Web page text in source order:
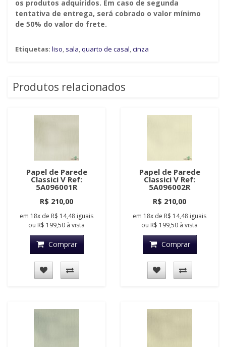
os produtos adquiridos. Em caso de segunda
tentativa de entrega, será cobrado o valor mínimo
de 50% do valor do frete.
Etiquetas: liso, sala,quarto de casal,cinza
Produtos relacionados
Papel de Parede
Classici V Ref:
5A096001R
R$ 210,00
em 18x de R$ 14,48 iguais
ou R$ 199,50 à vista
Comprar
Papel de Parede
Classici V Ref:
5A096002R
R$ 210,00
em 18x de R$ 14,48 iguais
ou R$ 199,50 à vista
Comprar